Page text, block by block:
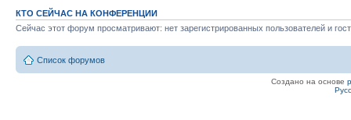
КТО СЕЙЧАС НА КОНФЕРЕНЦИИ
Сейчас этот форум просматривают: нет зарегистрированных пользователей и
Список форумов
Создано на основе